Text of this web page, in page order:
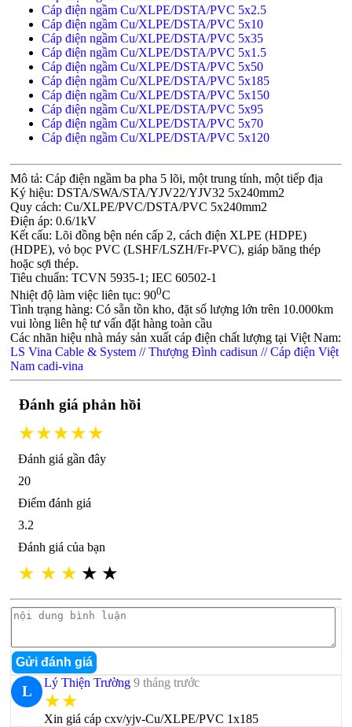
Cáp điện ngầm Cu/XLPE/DSTA/PVC 5x2.5
Cáp điện ngầm Cu/XLPE/DSTA/PVC 5x10
Cáp điện ngầm Cu/XLPE/DSTA/PVC 5x35
Cáp điện ngầm Cu/XLPE/DSTA/PVC 5x1.5
Cáp điện ngầm Cu/XLPE/DSTA/PVC 5x50
Cáp điện ngầm Cu/XLPE/DSTA/PVC 5x185
Cáp điện ngầm Cu/XLPE/DSTA/PVC 5x150
Cáp điện ngầm Cu/XLPE/DSTA/PVC 5x95
Cáp điện ngầm Cu/XLPE/DSTA/PVC 5x70
Cáp điện ngầm Cu/XLPE/DSTA/PVC 5x120
Mô tả: Cáp điện ngầm ba pha 5 lõi, một trung tính, một tiếp địa
Ký hiệu: DSTA/SWA/STA/YJV22/YJV32 5x240mm2
Quy cách: Cu/XLPE/PVC/DSTA/PVC 5x240mm2
Điện áp: 0.6/1kV
Kết cấu: Lõi đồng bện nén cấp 2, cách điện XLPE (HDPE)
(HDPE), vỏ bọc PVC (LSHF/LSZH/Fr-PVC), giáp băng thép
hoặc sợi thép.
Tiêu chuẩn: TCVN 5935-1; IEC 60502-1
Nhiệt độ làm việc liên tục: 900C
Tình trạng hàng: Có sẵn tồn kho, đặt số lượng lớn trên 10.000km
vui lòng liên hệ tư vấn đặt hàng toàn cầu
Các nhãn hiệu nhà máy sản xuất cáp điện chất lượng tại Việt Nam:
LS Vina Cable & System //Thượng Đình cadisun //Cáp điện Việt
Nam cadi-vina
Đánh giá phản hồi
★★★★★
Đánh giá gần đây
20
Điểm đánh giá
3.2
Đánh giá của bạn
★ ★ ★ ★ ★
Gửi đánh giá
L
Lý Thiện Trường 9 tháng trước
★★
Xin giá cáp cxv/yjv-Cu/XLPE/PVC 1x185